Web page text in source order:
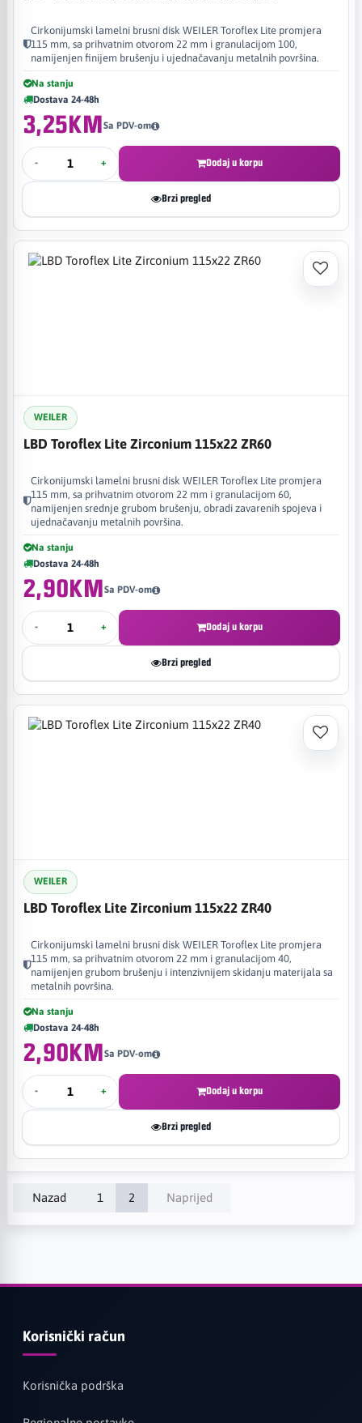
Cirkonijumski lamelni brusni disk WEILER Toroflex Lite promjera
115 mm, sa prihvatnim otvorom 22 mm i granulacijom 100,
namijenjen finijem brušenju i ujednačavanju metalnih površina.
Na stanju
Dostava 24-48h
3,25KMSa PDV-om
- + Dodaj u korpu
Brzi pregled
WEILER
LBD Toroflex Lite Zirconium 115x22 ZR60
Cirkonijumski lamelni brusni disk WEILER Toroflex Lite promjera
115 mm, sa prihvatnim otvorom 22 mm i granulacijom 60,
namijenjen srednje grubom brušenju, obradi zavarenih spojeva i
ujednačavanju metalnih površina.
Na stanju
Dostava 24-48h
2,90KMSa PDV-om
- + Dodaj u korpu
Brzi pregled
WEILER
LBD Toroflex Lite Zirconium 115x22 ZR40
Cirkonijumski lamelni brusni disk WEILER Toroflex Lite promjera
115 mm, sa prihvatnim otvorom 22 mm i granulacijom 40,
namijenjen grubom brušenju i intenzivnijem skidanju materijala sa
metalnih površina.
Na stanju
Dostava 24-48h
2,90KMSa PDV-om
- + Dodaj u korpu
Brzi pregled
Nazad 1 2 Naprijed
Korisnički račun
Korisnička podrška